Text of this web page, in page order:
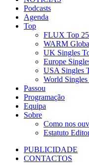
Podcasts
Agenda
Top
FLUX Top 25
WARM
UK Singles
Europe
USA Singles
World
Passou
Programação
Equipa
Sobre
Como nos
Estatuto
PUBLICIDADE
CONTACTOS